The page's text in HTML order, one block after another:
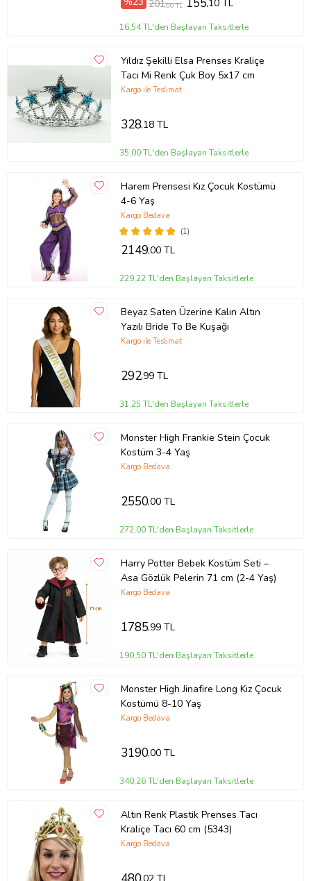
201,00 TL ,10 TL
16,54 TL'den Başlayan Taksitlerle
Yıldız Şekilli Elsa Prenses Kraliçe
Tacı Mi Renk Çuk Boy 5x17 cm
Kargo ile Teslimat
328,18 TL
35,00 TL'den Başlayan Taksitlerle
Harem Prensesi Kız Çocuk Kostümü
4-6 Yaş
(1)
Kargo Bedava
2149,00 TL
229,22 TL'den Başlayan Taksitlerle
Beyaz Saten Üzerine Kalın Altın
Yazılı Bride To Be Kuşağı
Kargo ile Teslimat
292,99 TL
31,25 TL'den Başlayan Taksitlerle
Monster High Frankie Stein Çocuk
Kostüm 3-4 Yaş
Kargo Bedava
2550,00 TL
272,00 TL'den Başlayan Taksitlerle
Harry Potter Bebek Kostüm Seti –
Asa Gözlük Pelerin 71 cm (2-4 Yaş)
Kargo Bedava
1785,99 TL
190,50 TL'den Başlayan Taksitlerle
Monster High Jinafire Long Kız Çocuk
Kostümü 8-10 Yaş
Kargo Bedava
3190,00 TL
340,26 TL'den Başlayan Taksitlerle
Altın Renk Plastik Prenses Tacı
Kraliçe Tacı 60 cm (5343)
Kargo Bedava
,02 TL